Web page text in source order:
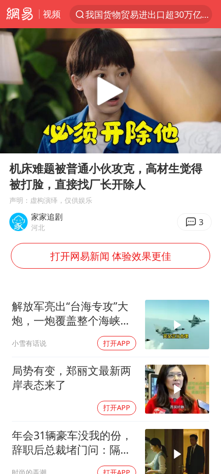
视频
我国货物贸易进出口超30万亿元
台风白海豚加强
国防部回应日本试射“战斧”导弹
A股三大股指收涨
“立秋的第一杯奶茶”又爆单了
泰国校园枪击案死亡人数升至7人
宇树科技中一签需缴款7.54万元
国防部：坚决反制任何闹海挑衅图谋
四川宜宾市高县发生4.9级地震
台湾海峡南口北上船舶实施交通管制
江苏发布台风蓝色预警
向鹏0-3不敌张本智和
今日立秋你咬秋了吗
东方之约 相约未来
Play
00:00
机床难题被普通小伙攻克，高材生觉得
被打脸，直接找厂长开除人
声明：虚构演绎，仅供娱乐
家家追剧
河北 3
打开网易新闻 体验效果更佳
解放军亮出“台海专攻”大
炮，一炮覆盖整个海峡，
小雪有话说 打开APP
局势有变，郑丽文最新两
岸表态来了
打开APP
年会31辆豪车没我的份，
辞职后总裁堵门问：隔壁